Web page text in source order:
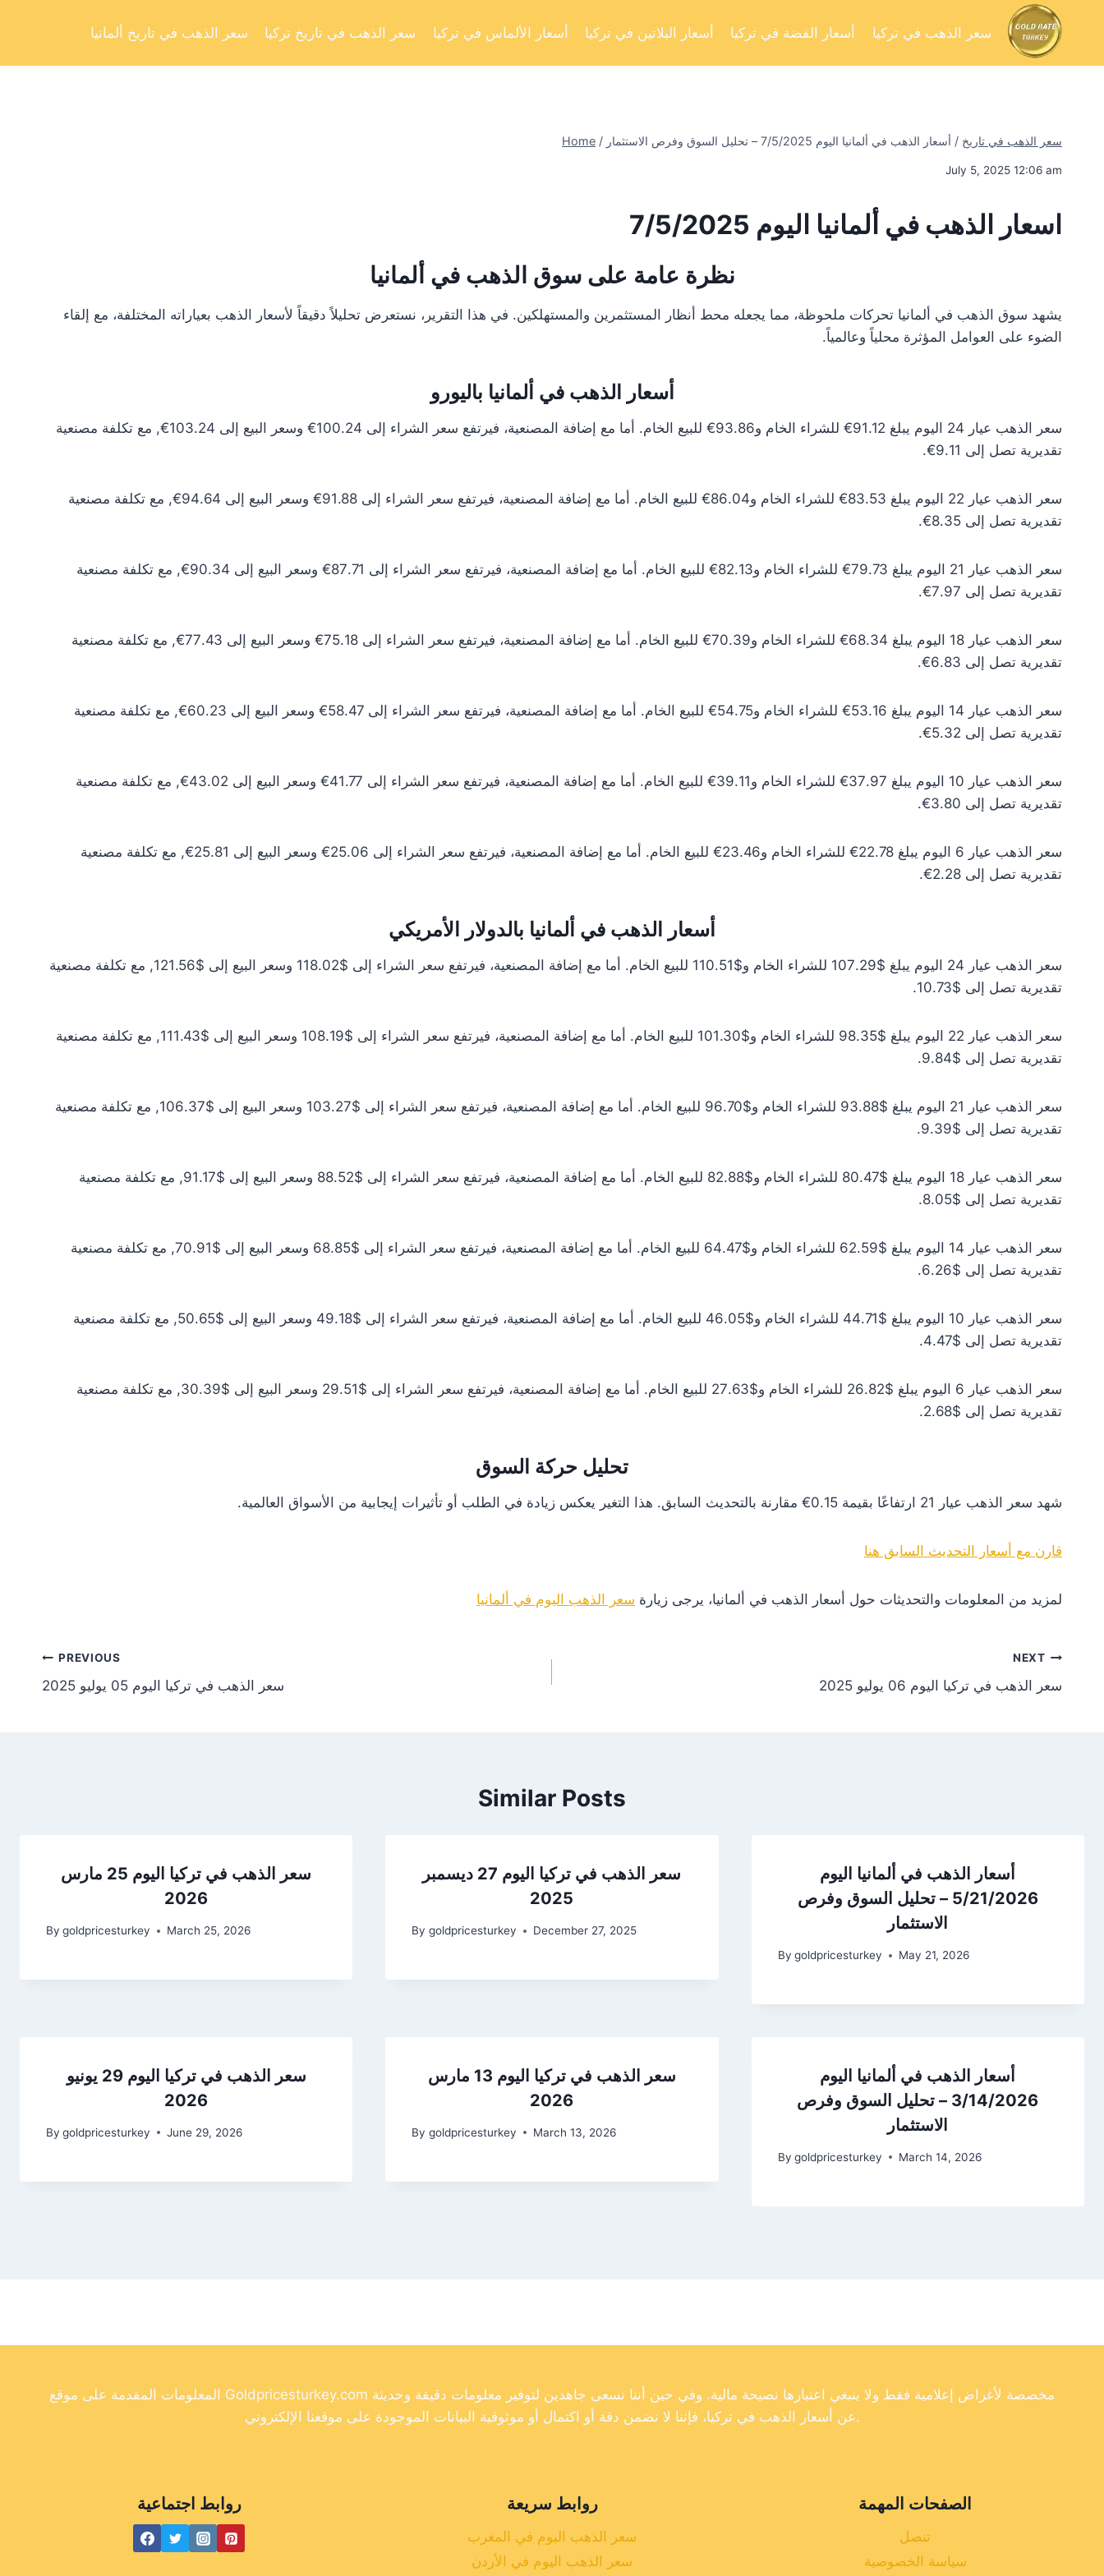
سعر الذهب في تاريخ ألمانيا سعر الذهب في تاريخ تركيا أسعار الألماس في تركيا أسعار البلاتين في تركيا أسعار الفضة في تركيا سعر الذهب في تركيا
Home / سعر الذهب في تاريخ / أسعار الذهب في ألمانيا اليوم 7/5/2025 – تحليل السوق وفرص الاستثمار
July 5, 2025 12:06 am
اسعار الذهب في ألمانيا اليوم 7/5/2025
نظرة عامة على سوق الذهب في ألمانيا
يشهد سوق الذهب في ألمانيا تحركات ملحوظة، مما يجعله محط أنظار المستثمرين والمستهلكين. في هذا التقرير، نستعرض تحليلاً دقيقاً لأسعار الذهب بعياراته المختلفة، مع إلقاء
الضوء على العوامل المؤثرة محلياً وعالمياً.
أسعار الذهب في ألمانيا باليورو
سعر الذهب عيار 24 اليوم يبلغ 91.12€ للشراء الخام و93.86€ للبيع الخام. أما مع إضافة المصنعية، فيرتفع سعر الشراء إلى 100.24€ وسعر البيع إلى 103.24€, مع تكلفة مصنعية
تقديرية تصل إلى 9.11€.
سعر الذهب عيار 22 اليوم يبلغ 83.53€ للشراء الخام و86.04€ للبيع الخام. أما مع إضافة المصنعية، فيرتفع سعر الشراء إلى 91.88€ وسعر البيع إلى 94.64€, مع تكلفة مصنعية
تقديرية تصل إلى 8.35€.
سعر الذهب عيار 21 اليوم يبلغ 79.73€ للشراء الخام و82.13€ للبيع الخام. أما مع إضافة المصنعية، فيرتفع سعر الشراء إلى 87.71€ وسعر البيع إلى 90.34€, مع تكلفة مصنعية
تقديرية تصل إلى 7.97€.
سعر الذهب عيار 18 اليوم يبلغ 68.34€ للشراء الخام و70.39€ للبيع الخام. أما مع إضافة المصنعية، فيرتفع سعر الشراء إلى 75.18€ وسعر البيع إلى 77.43€, مع تكلفة مصنعية
تقديرية تصل إلى 6.83€.
سعر الذهب عيار 14 اليوم يبلغ 53.16€ للشراء الخام و54.75€ للبيع الخام. أما مع إضافة المصنعية، فيرتفع سعر الشراء إلى 58.47€ وسعر البيع إلى 60.23€, مع تكلفة مصنعية
تقديرية تصل إلى 5.32€.
سعر الذهب عيار 10 اليوم يبلغ 37.97€ للشراء الخام و39.11€ للبيع الخام. أما مع إضافة المصنعية، فيرتفع سعر الشراء إلى 41.77€ وسعر البيع إلى 43.02€, مع تكلفة مصنعية
تقديرية تصل إلى 3.80€.
سعر الذهب عيار 6 اليوم يبلغ 22.78€ للشراء الخام و23.46€ للبيع الخام. أما مع إضافة المصنعية، فيرتفع سعر الشراء إلى 25.06€ وسعر البيع إلى 25.81€, مع تكلفة مصنعية
تقديرية تصل إلى 2.28€.
أسعار الذهب في ألمانيا بالدولار الأمريكي
سعر الذهب عيار 24 اليوم يبلغ $107.29 للشراء الخام و$110.51 للبيع الخام. أما مع إضافة المصنعية، فيرتفع سعر الشراء إلى $118.02 وسعر البيع إلى $121.56, مع تكلفة مصنعية
تقديرية تصل إلى $10.73.
سعر الذهب عيار 22 اليوم يبلغ $98.35 للشراء الخام و$101.30 للبيع الخام. أما مع إضافة المصنعية، فيرتفع سعر الشراء إلى $108.19 وسعر البيع إلى $111.43, مع تكلفة مصنعية
تقديرية تصل إلى $9.84.
سعر الذهب عيار 21 اليوم يبلغ $93.88 للشراء الخام و$96.70 للبيع الخام. أما مع إضافة المصنعية، فيرتفع سعر الشراء إلى $103.27 وسعر البيع إلى $106.37, مع تكلفة مصنعية
تقديرية تصل إلى $9.39.
سعر الذهب عيار 18 اليوم يبلغ $80.47 للشراء الخام و$82.88 للبيع الخام. أما مع إضافة المصنعية، فيرتفع سعر الشراء إلى $88.52 وسعر البيع إلى $91.17, مع تكلفة مصنعية
تقديرية تصل إلى $8.05.
سعر الذهب عيار 14 اليوم يبلغ $62.59 للشراء الخام و$64.47 للبيع الخام. أما مع إضافة المصنعية، فيرتفع سعر الشراء إلى $68.85 وسعر البيع إلى $70.91, مع تكلفة مصنعية
تقديرية تصل إلى $6.26.
سعر الذهب عيار 10 اليوم يبلغ $44.71 للشراء الخام و$46.05 للبيع الخام. أما مع إضافة المصنعية، فيرتفع سعر الشراء إلى $49.18 وسعر البيع إلى $50.65, مع تكلفة مصنعية
تقديرية تصل إلى $4.47.
سعر الذهب عيار 6 اليوم يبلغ $26.82 للشراء الخام و$27.63 للبيع الخام. أما مع إضافة المصنعية، فيرتفع سعر الشراء إلى $29.51 وسعر البيع إلى $30.39, مع تكلفة مصنعية
تقديرية تصل إلى $2.68.
تحليل حركة السوق
شهد سعر الذهب عيار 21 ارتفاعًا بقيمة 0.15€ مقارنة بالتحديث السابق. هذا التغير يعكس زيادة في الطلب أو تأثيرات إيجابية من الأسواق العالمية.
قارن مع أسعار التحديث السابق هنا
لمزيد من المعلومات والتحديثات حول أسعار الذهب في ألمانيا، يرجى زيارة سعر الذهب اليوم في ألمانيا
PREVIOUS
سعر الذهب في تركيا اليوم 05 يوليو 2025
NEXT
سعر الذهب في تركيا اليوم 06 يوليو 2025
Similar Posts
سعر الذهب في تركيا اليوم 25 مارس
2026
By goldpricesturkey March 25, 2026
سعر الذهب في تركيا اليوم 27 ديسمبر
2025
By goldpricesturkey December 27, 2025
أسعار الذهب في ألمانيا اليوم
5/21/2026 – تحليل السوق وفرص
الاستثمار
By goldpricesturkey May 21, 2026
سعر الذهب في تركيا اليوم 29 يونيو
2026
By goldpricesturkey June 29, 2026
سعر الذهب في تركيا اليوم 13 مارس
2026
By goldpricesturkey March 13, 2026
أسعار الذهب في ألمانيا اليوم
3/14/2026 – تحليل السوق وفرص
الاستثمار
By goldpricesturkey March 14, 2026
المعلومات المقدمة على موقع Goldpricesturkey.com مخصصة لأغراض إعلامية فقط ولا ينبغي اعتبارها نصيحة مالية. وفي حين أننا نسعى جاهدين لتوفير معلومات دقيقة وحديثة
عن أسعار الذهب في تركيا، فإننا لا نضمن دقة أو اكتمال أو موثوقية البيانات الموجودة على موقعنا الإلكتروني.
روابط اجتماعية روابط سريعة
سعر الذهب اليوم في المغرب
سعر الذهب اليوم في الأردن
الصفحات المهمة
تنصل
سياسة الخصوصية